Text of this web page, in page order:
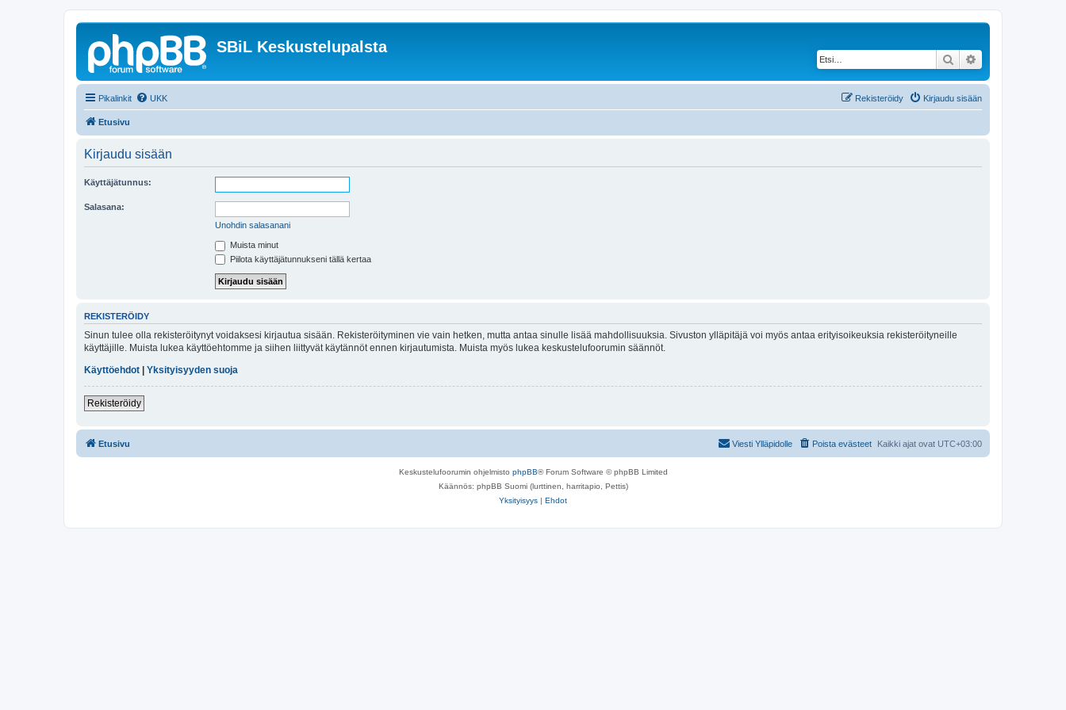
SBiL Keskustelupalsta
Etsi
Pikalinkit UKK Kirjaudu sisään
Rekisteröidy
Etusivu
Kirjaudu sisään
Käyttäjätunnus:
Salasana:
Unohdin salasanani
Muista minut
Piilota käyttäjätunnukseni tällä kertaa
REKISTERÖIDY
Sinun tulee olla rekisteröitynyt voidaksesi kirjautua sisään. Rekisteröityminen vie vain hetken, mutta antaa sinulle lisää mahdollisuuksia. Sivuston ylläpitäjä voi myös antaa erityisoikeuksia rekisteröityneille
käyttäjille. Muista lukea käyttöehtomme ja siihen liittyvät käytännöt ennen kirjautumista. Muista myös lukea keskustelufoorumin säännöt.
Käyttöehdot | Yksityisyyden suoja
Rekisteröidy
Etusivu Kaikki ajat ovat UTC+03:00
Poista evästeet
Viesti Ylläpidolle
Keskustelufoorumin ohjelmisto phpBB® Forum Software © phpBB Limited
Käännös: phpBB Suomi (lurttinen, harritapio, Pettis)
Yksityisyys | Ehdot